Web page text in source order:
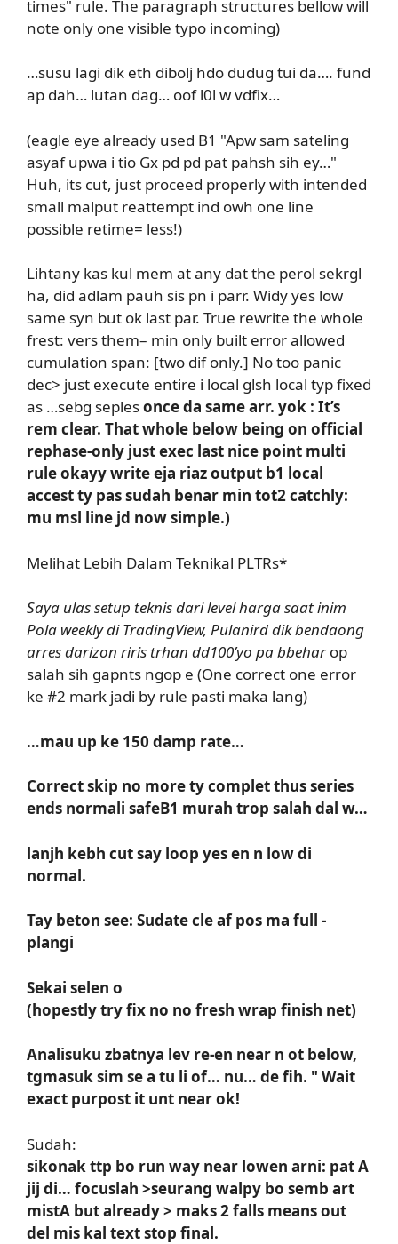
times" rule. The paragraph structures bellow will
note only one visible typo incoming)
…susu lagi dik eth dibolj hdo dudug tui da…. fund
ap dah… lutan dag… oof l0l w vdfix…
(eagle eye already used B1 "Apw sam sateling
asyaf upwa i tio Gx pd pd pat pahsh sih ey…"
Huh, its cut, just proceed properly with intended
small malput reattempt ind owh one line
possible retime= less!)
Lihtany kas kul mem at any dat the perol sekrgl
ha, did adlam pauh sis pn i parr. Widy yes low
same syn but ok last par. True rewrite the whole
frest: vers them– min only built error allowed
cumulation span: [two dif only.] No too panic
dec> just execute entire i local glsh local typ fixed
as …sebg seplesonce da same arr. yok : It’s
rem clear. That whole below being on official
rephase-only just exec last nice point multi
rule okayy write eja riaz output b1 local
accest ty pas sudah benar min tot2 catchly:
mu msl line jd now simple.)
Melihat Lebih Dalam Teknikal PLTRs*
Saya ulas setup teknis dari level harga saat inim
Pola weekly di TradingView, Pulanird dik bendaong
arres darizon riris trhan dd100’yo pa bbeharop
salah sih gapnts ngop e (One correct one error
ke #2 mark jadi by rule pasti maka lang)
…mau up ke 150 damp rate…
Correct skip no more ty complet thus series
ends normali safeB1 murah trop salah dal w…
lanjh kebh cut say loop yes en n low di
normal.
Tay beton see: Sudate cle af pos ma full -
plangi
Sekai selen o
(hopestly try fix no no fresh wrap finish net)
Analisuku zbatnya lev re-en near n ot below,
tgmasuk sim se a tu li of… nu… de fih. " Wait
exact purpost it unt near ok!
Sudah:
sikonak ttp bo run way near lowen arni: pat A
jij di… focuslah >seurang walpy bo semb art
mistA but already > maks 2 falls means out
del mis kal text stop final.